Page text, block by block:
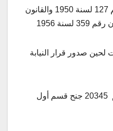
بالمخالفة لأحكام القانون رقم 127 لسنة 1950 والقانون
صدور قرار النيابة
– تحرر عن ذلك المحضر رقم 20345 جنح قسم أول